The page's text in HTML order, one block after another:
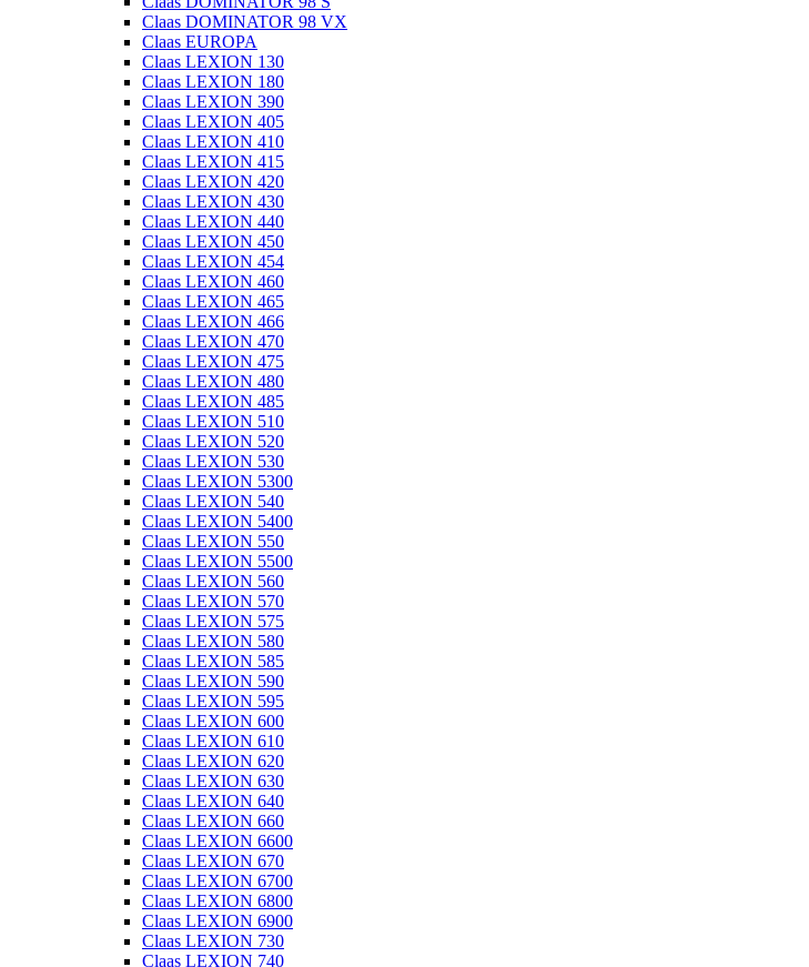
Claas DOMINATOR 98 VX
Claas EUROPA
Claas LEXION 130
Claas LEXION 180
Claas LEXION 390
Claas LEXION 405
Claas LEXION 410
Claas LEXION 415
Claas LEXION 420
Claas LEXION 430
Claas LEXION 440
Claas LEXION 450
Claas LEXION 454
Claas LEXION 460
Claas LEXION 465
Claas LEXION 466
Claas LEXION 470
Claas LEXION 475
Claas LEXION 480
Claas LEXION 485
Claas LEXION 510
Claas LEXION 520
Claas LEXION 530
Claas LEXION 5300
Claas LEXION 540
Claas LEXION 5400
Claas LEXION 550
Claas LEXION 5500
Claas LEXION 560
Claas LEXION 570
Claas LEXION 575
Claas LEXION 580
Claas LEXION 585
Claas LEXION 590
Claas LEXION 595
Claas LEXION 600
Claas LEXION 610
Claas LEXION 620
Claas LEXION 630
Claas LEXION 640
Claas LEXION 660
Claas LEXION 6600
Claas LEXION 670
Claas LEXION 6700
Claas LEXION 6800
Claas LEXION 6900
Claas LEXION 730
Claas LEXION 740